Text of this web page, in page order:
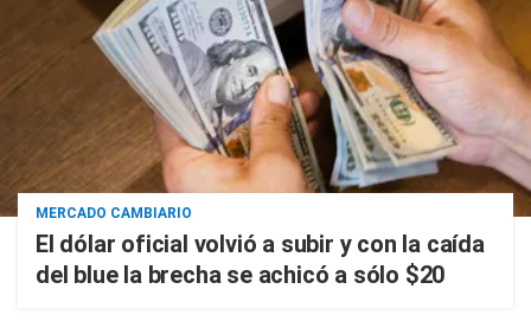
MERCADO CAMBIARIO
El dólar oficial volvió a subir y con la caída
del blue la brecha se achicó a sólo $20